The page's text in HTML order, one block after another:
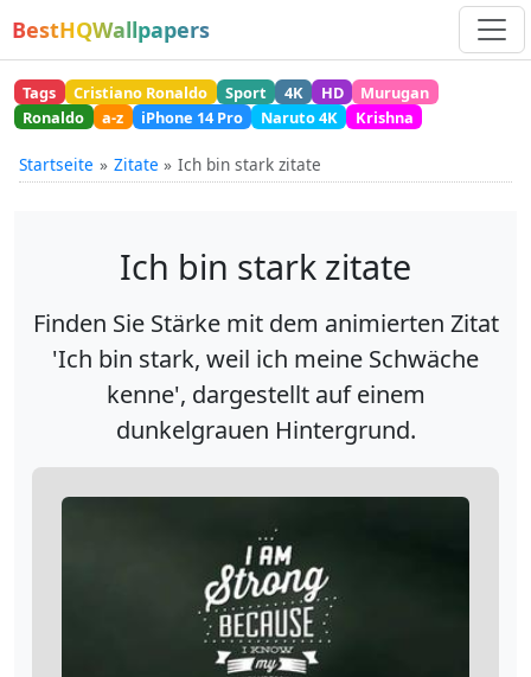
BestHQWallpapers
Tags Cristiano Ronaldo Sport 4K HD
Murugan
Ronaldo
a-z iPhone 14 Pro Naruto 4K Krishna
Startseite Zitate Ich bin stark zitate
Ich bin stark zitate
Finden Sie Stärke mit dem animierten Zitat
'Ich bin stark, weil ich meine Schwäche
kenne', dargestellt auf einem
dunkelgrauen Hintergrund.